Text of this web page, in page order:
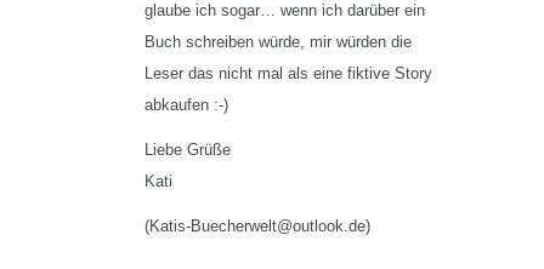
glaube ich sogar… wenn ich darüber ein
Buch schreiben würde, mir würden die
Leser das nicht mal als eine fiktive Story
abkaufen :-)
Liebe Grüße
Kati
(Katis-Buecherwelt@outlook.de)